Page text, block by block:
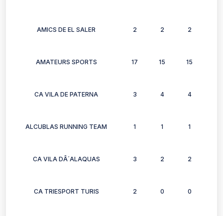
AMICS DE EL SALER 2 2 2
AMATEURS SPORTS 17 15 15
CA VILA DE PATERNA 3 4 4
ALCUBLAS RUNNING TEAM 1 1 1
CA VILA DÂ´ALAQUAS 3 2 2
CA TRIESPORT TURIS 2 0 0